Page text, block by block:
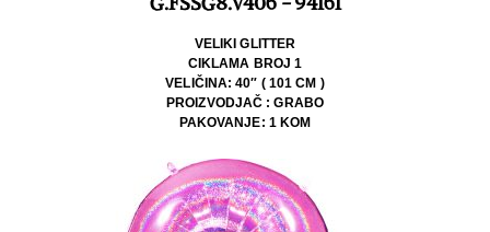
VELIKI GLITTER
CIKLAMA BROJ 1
VELIČINA: 40″ ( 101 CM )
PROIZVODJAČ : GRABO
PAKOVANJE: 1 KOM